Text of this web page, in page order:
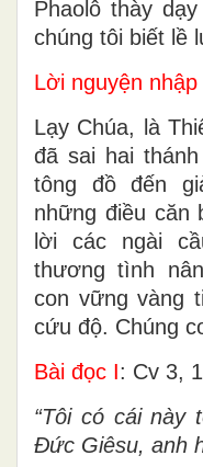
Phaolô thày
chúng tôi biết lề
Lời nguyện nhập
Lạy Chúa, là
đã sai hai
tông đồ đến
những điều căn
lời các ngài
thương tình
con vững vàng
cứu độ. Chúng
Bài đọc I: Cv 3,
“Tôi có cái này
Đức Giêsu, anh